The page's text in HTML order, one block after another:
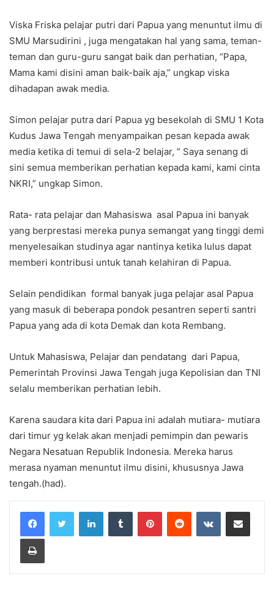
Viska Friska pelajar putri dari Papua yang menuntut ilmu di
SMU Marsudirini , juga mengatakan hal yang sama, teman-
teman dan guru-guru sangat baik dan perhatian, “Papa,
Mama kami disini aman baik-baik aja,” ungkap viska
dihadapan awak media.
Simon pelajar putra dari Papua yg besekolah di SMU 1 Kota
Kudus Jawa Tengah menyampaikan pesan kepada awak
media ketika di temui di sela-2 belajar, ” Saya senang di
sini semua memberikan perhatian kepada kami, kami cinta
NKRI,” ungkap Simon.
Rata- rata pelajar dan Mahasiswa asal Papua ini banyak
yang berprestasi mereka punya semangat yang tinggi demi
menyelesaikan studinya agar nantinya ketika lulus dapat
memberi kontribusi untuk tanah kelahiran di Papua.
Selain pendidikan formal banyak juga pelajar asal Papua
yang masuk di beberapa pondok pesantren seperti santri
Papua yang ada di kota Demak dan kota Rembang.
Untuk Mahasiswa, Pelajar dan pendatang dari Papua,
Pemerintah Provinsi Jawa Tengah juga Kepolisian dan TNI
selalu memberikan perhatian lebih.
Karena saudara kita dari Papua ini adalah mutiara- mutiara
dari timur yg kelak akan menjadi pemimpin dan pewaris
Negara Nesatuan Republik Indonesia. Mereka harus
merasa nyaman menuntut ilmu disini, khususnya Jawa
tengah.(had).
LinkedInTumblr PinterestReddit VKontakteShare via Email
Print